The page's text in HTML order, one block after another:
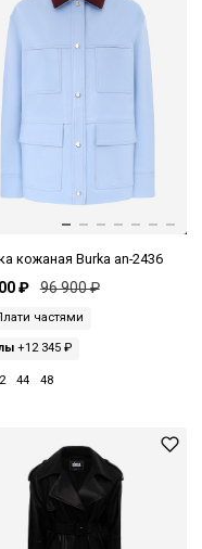
кожаная Burka an-2436
₽ 96 900 ₽
частями
+12 345 ₽
44 48